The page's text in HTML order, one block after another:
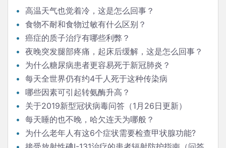
高温天气也觉着冷，这是怎么回事？
食物不耐和食物过敏有什么区别？
癌症的质子治疗有哪些利弊？
夜晚突发腿部疼痛，起床后缓解，这是怎么回事？
为什么糖尿病患者更容易死于新冠肺炎？
每天全世界仍有约4千人死于这种传染病
哪些因素可引起转氨酶升高？
关于2019新型冠状病毒问答（1月26日更新）
每天睡的也不晚，哈欠连天为哪般？
为什么老年人有这6个症状需要检查甲状腺功能?